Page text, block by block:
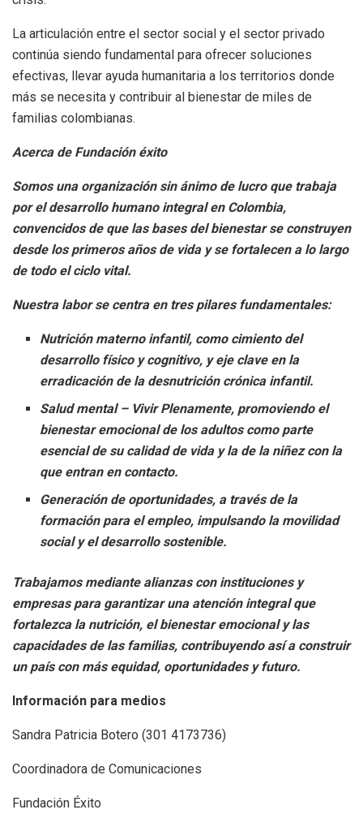
La articulación entre el sector social y el sector privado
continúa siendo fundamental para ofrecer soluciones
efectivas, llevar ayuda humanitaria a los territorios donde
más se necesita y contribuir al bienestar de miles de
familias colombianas.
Acerca de Fundación éxito
Somos una organización sin ánimo de lucro que trabaja
por el desarrollo humano integral en Colombia,
convencidos de que las bases del bienestar se construyen
desde los primeros años de vida y se fortalecen a lo largo
de todo el ciclo vital.
Nuestra labor se centra en tres pilares fundamentales:
Nutrición materno infantil, como cimiento del
desarrollo físico y cognitivo, y eje clave en la
erradicación de la desnutrición crónica infantil.
Salud mental – Vivir Plenamente, promoviendo el
bienestar emocional de los adultos como parte
esencial de su calidad de vida y la de la niñez con la
que entran en contacto.
Generación de oportunidades, a través de la
formación para el empleo, impulsando la movilidad
social y el desarrollo sostenible.
Trabajamos mediante alianzas con instituciones y
empresas para garantizar una atención integral que
fortalezca la nutrición, el bienestar emocional y las
capacidades de las familias, contribuyendo así a construir
un país con más equidad, oportunidades y futuro.
Información para medios
Sandra Patricia Botero (301 4173736)
Coordinadora de Comunicaciones
Fundación Éxito